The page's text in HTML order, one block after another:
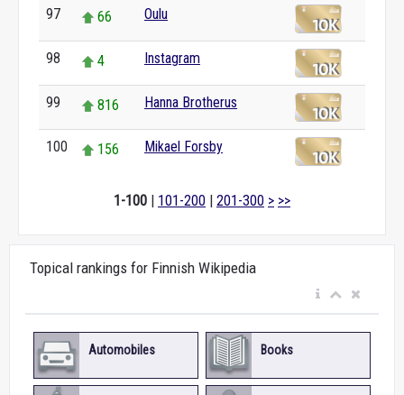
97 66 Oulu
98 4 Instagram
99 816 Hanna Brotherus
100 156 Mikael Forsby
1-100 | 101-200 | 201-300 > >>
Topical rankings for Finnish Wikipedia
Automobiles Books